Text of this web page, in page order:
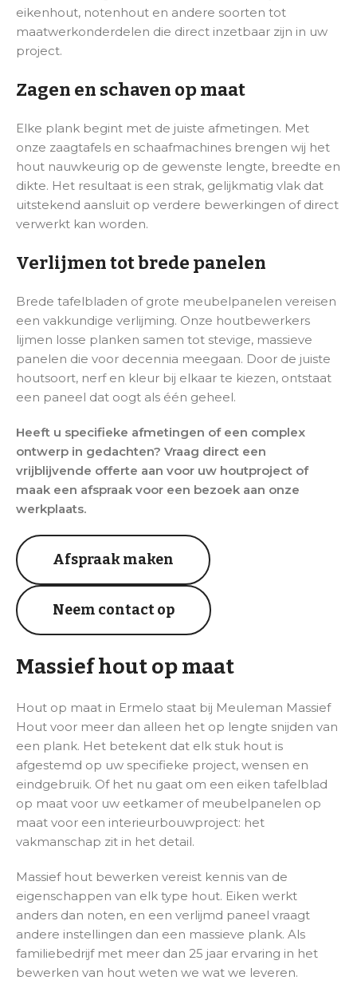
eikenhout, notenhout en andere soorten tot
maatwerkonderdelen die direct inzetbaar zijn in uw
project.
Zagen en schaven op maat
Elke plank begint met de juiste afmetingen. Met
onze zaagtafels en schaafmachines brengen wij het
hout nauwkeurig op de gewenste lengte, breedte en
dikte. Het resultaat is een strak, gelijkmatig vlak dat
uitstekend aansluit op verdere bewerkingen of direct
verwerkt kan worden.
Verlijmen tot brede panelen
Brede tafelbladen of grote meubelpanelen vereisen
een vakkundige verlijming. Onze houtbewerkers
lijmen losse planken samen tot stevige, massieve
panelen die voor decennia meegaan. Door de juiste
houtsoort, nerf en kleur bij elkaar te kiezen, ontstaat
een paneel dat oogt als één geheel.
Heeft u specifieke afmetingen of een complex
ontwerp in gedachten? Vraag direct een
vrijblijvende offerte aan voor uw houtproject of
maak een afspraak voor een bezoek aan onze
werkplaats.
Afspraak maken
Neem contact op
Massief hout op maat
Hout op maat in Ermelo staat bij Meuleman Massief
Hout voor meer dan alleen het op lengte snijden van
een plank. Het betekent dat elk stuk hout is
afgestemd op uw specifieke project, wensen en
eindgebruik. Of het nu gaat om een eiken tafelblad
op maat voor uw eetkamer of meubelpanelen op
maat voor een interieurbouwproject: het
vakmanschap zit in het detail.
Massief hout bewerken vereist kennis van de
eigenschappen van elk type hout. Eiken werkt
anders dan noten, en een verlijmd paneel vraagt
andere instellingen dan een massieve plank. Als
familiebedrijf met meer dan 25 jaar ervaring in het
bewerken van hout weten we wat we leveren.